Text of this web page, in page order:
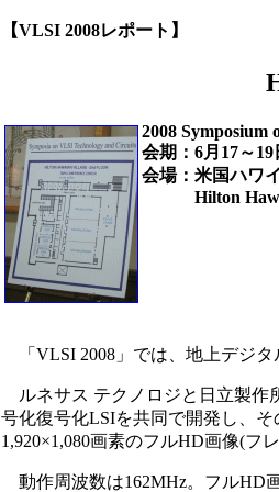
【VLSI 2008レポート】
2008 Symposium
会期：6月17～19
会場：米国ハワ
Hilton
「VLSI 2008」では、地上デジ
ルネサス テクノロジと日立製作
号化復号化LSIを共同で開発し、そ
1,920×1,080画素のフルHD画像(フ
動作周波数は162MHz。フルHD